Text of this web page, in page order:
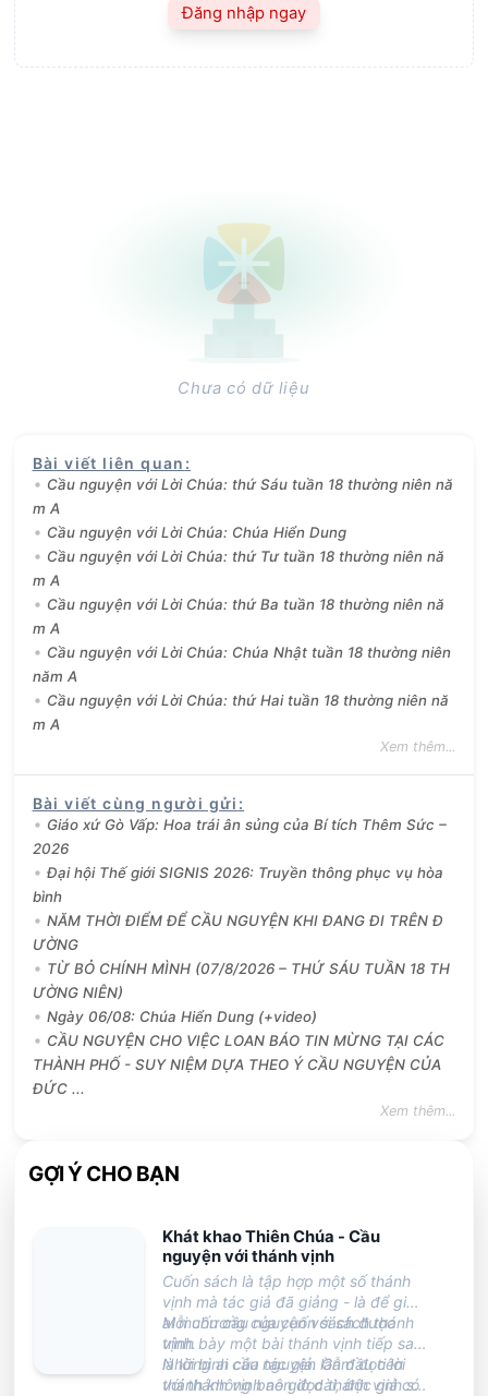
Đăng nhập ngay
Chưa có dữ liệu
Bài viết liên quan :
Cầu nguyện với Lời Chúa: thứ Sáu tuần 18 thường niên nă
m A
Cầu nguyện với Lời Chúa: Chúa Hiển Dung
Cầu nguyện với Lời Chúa: thứ Tư tuần 18 thường niên nă
m A
Cầu nguyện với Lời Chúa: thứ Ba tuần 18 thường niên nă
m A
Cầu nguyện với Lời Chúa: Chúa Nhật tuần 18 thường niên
năm A
Cầu nguyện với Lời Chúa: thứ Hai tuần 18 thường niên nă
m A
Xem thêm...
Bài viết cùng người gửi :
Giáo xứ Gò Vấp: Hoa trái ân sủng của Bí tích Thêm Sức –
2026
Đại hội Thế giới SIGNIS 2026: Truyền thông phục vụ hòa
bình
NĂM THỜI ĐIỂM ĐỂ CẦU NGUYỆN KHI ĐANG ĐI TRÊN Đ
ƯỜNG
TỪ BỎ CHÍNH MÌNH (07/8/2026 – THỨ SÁU TUẦN 18 TH
ƯỜNG NIÊN)
Ngày 06/08: Chúa Hiển Dung (+video)
CẦU NGUYỆN CHO VIỆC LOAN BÁO TIN MỪNG TẠI CÁC
THÀNH PHỐ - SUY NIỆM DỰA THEO Ý CẦU NGUYỆN CỦA
ĐỨC ...
Xem thêm...
GỢI Ý CHO BẠN
Khát khao Thiên Chúa - Cầu
nguyện với thánh vịnh
Cuốn sách là tập hợp một số thánh
vịnh mà tác giả đã giảng - là để giúp
ai muốn cầu nguyện với sách thánh
vịnh.
Mỗi chương của cuốn sách được
trình bày một bài thánh vịnh tiếp sau
là lời bình của tác giả. Gẫm đọc lời
thánh không bao giờ dài, độc giả có
Những ai cầu nguyện lần đầu tiên
với thánh vịnh nên đọc thánh vịnh số